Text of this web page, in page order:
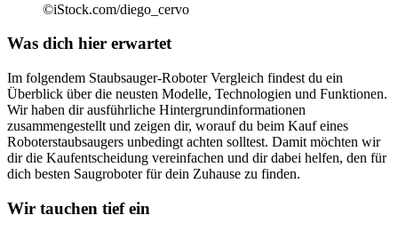
©iStock.com/diego_cervo
Was dich hier erwartet
Im folgendem Staubsauger-Roboter Vergleich findest du ein
Überblick über die neusten Modelle, Technologien und Funktionen.
Wir haben dir ausführliche Hintergrundinformationen
zusammengestellt und zeigen dir, worauf du beim Kauf eines
Roboterstaubsaugers unbedingt achten solltest. Damit möchten wir
dir die Kaufentscheidung vereinfachen und dir dabei helfen, den für
dich besten Saugroboter für dein Zuhause zu finden.
Wir tauchen tief ein